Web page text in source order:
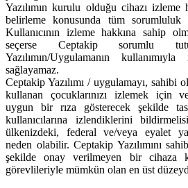
Yazılımın kurulu olduğu cihazı izleme
belirleme konusunda tüm
Kullanıcının izleme hakkına sahip
seçerse Ceptakip sorumlu
Yazılımın/Uygulamanın
sağlayamaz.
Ceptakip Yazılımı / uygulamayı, sahibi
kullanan çocuklarınızı izlemek için
uygun bir rıza gösterecek şekilde
kullanıcılarına izlendiklerini
ülkenizdeki, federal ve/veya eyalet
neden olabilir. Ceptakip Yazılımını
şekilde onay verilmeyen bir cihaza
görevlileriyle mümkün olan en üst